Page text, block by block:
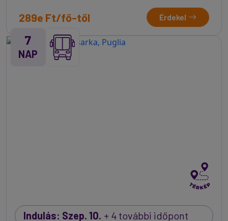
289e Ft/fő-től Érdekel
7
NAP
Indulás: Szep. 10. + 4 további időpont